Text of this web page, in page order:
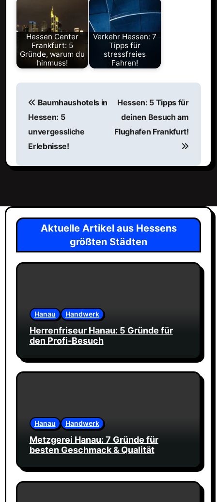
Hessen Center
Frankfurt: 5
Gründe, warum du
hinmuss!
Verkehr Hessen: 7
Tipps für
stressfreies
Fahren!
B
a
n
a
i
g
Baumhaushotels in
Hessen: 5
unvergessliche
Erlebnisse!
Hessen: 5 Tipps für
deinen Besuch am
Flughafen Frankfurt!
Aktuelle Artikel aus Hessens
größten Städten
Hanau Handwerk
Herrenfriseur Hanau: 5 Gründe für
den Profi-Besuch
Hanau Handwerk
Metzgerei Hanau: 7 Gründe für
besten Geschmack & Qualität